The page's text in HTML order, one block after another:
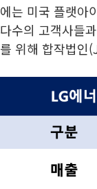
에는 미국 플랫아
다수의 고객사들
를 위해 합작법인